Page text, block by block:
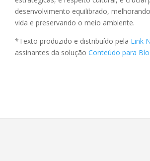
desenvolvimento equilibrado,
vida e preservando o meio ambiente.
*Texto produzido e distribuído pela Link
assinantes da solução Conteúdo para